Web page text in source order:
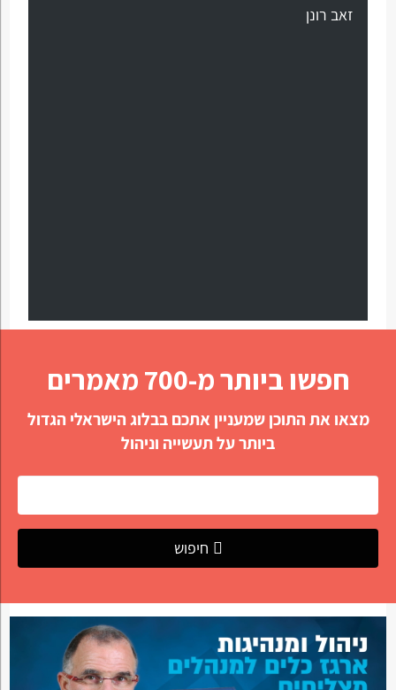
זאב רונן
חפשו ביותר מ-700 מאמרים
מצאו את התוכן שמעניין אתכם בבלוג הישראלי הגדול
ביותר על תעשייה וניהול
חיפוש